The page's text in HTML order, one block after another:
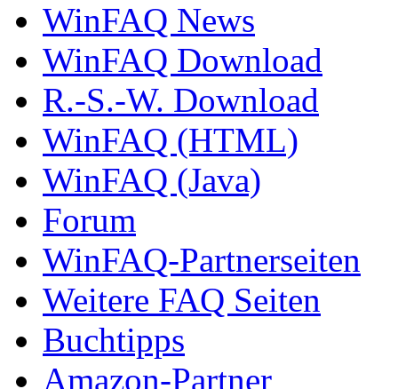
WinFAQ News
WinFAQ Download
R.-S.-W. Download
WinFAQ (HTML)
WinFAQ (Java)
Forum
WinFAQ-Partnerseiten
Weitere FAQ Seiten
Buchtipps
Amazon-Partner